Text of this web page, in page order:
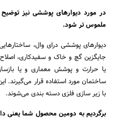
در مورد دیوار‌های پوششی نیز
ملموس تر شود.
دیوار‌های پوششی درای وال،
جایگزین گچ و خاک و سفیدکاری،
یا حرارت و پوشش معماری و یا
ساختمان مورد استفاده قرار می‌گیرند.
با زیر سازی فلزی دسته بندی می‌شوند.
برگردیم به دومین محصول شما ‌یعنی